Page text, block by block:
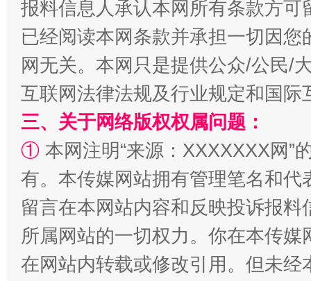
解纷+调解+退费，一次搞定
站台名比不上好声名
报料信息人承认本网所有条款方
已经阅读本网条款并承担一切因
网无关。本网只是提供公众/公民/
互联网法律法规及行业规定和国
三、关于网络版权权属问题：
① 本网注明“来源：XXXXXXX网”
有。本传媒网站拥有管理笔名和
留言在本网站内容和反映投诉报
所属网站的一切权力。你在本传
在网站内转载或修改引用。但未